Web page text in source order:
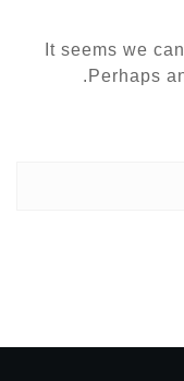
It seems we
Perhaps